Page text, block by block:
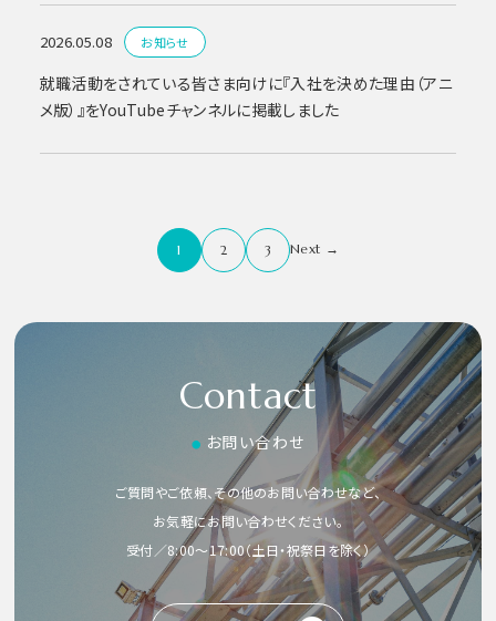
2026.05.08 お知らせ
就職活動をされている皆さま向けに『入社を決めた理由（アニ
メ版）』をYouTubeチャンネルに掲載しました
1 2 3 Next →
Contact
● お問い合わせ
ご質問やご依頼、その他のお問い合わせなど、
お気軽にお問い合わせください。
受付／8:00〜17:00（土日・祝祭日を除く）